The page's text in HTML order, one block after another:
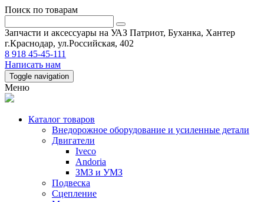
Поиск по товарам
Запчасти и аксессуары на УАЗ Патриот, Буханка, Хантер
г.Краснодар, ул.Российская, 402
8 918 45-45-111
Написать нам
Toggle navigation
Меню
Каталог товаров
Внедорожное оборудование и усиленные детали
Двигатели
Iveco
Andoria
ЗМЗ и УМЗ
Подвеска
Сцепление